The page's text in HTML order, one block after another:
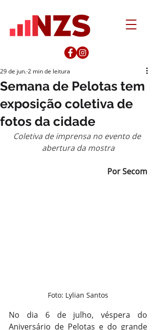
Semana de Pelotas tem
exposição coletiva de
fotos da cidade
29 de jun.2 min de leitura
Coletiva de imprensa no evento de
abertura da mostra
Por Secom
Foto: Lylian Santos
No dia 6 de julho, véspera do
Aniversário de Pelotas e do grande